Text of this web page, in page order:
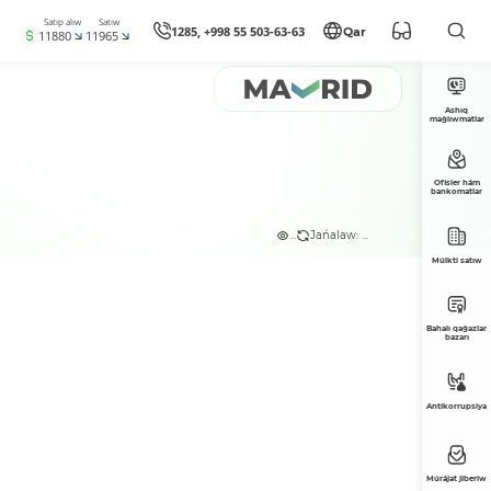
Satıp alıw
11880
Satıw
11965 1285, +998 55 503-63-63 Qar
... Jańalaw: ...
Ashıq
maǵlıwmatlar
Ofisler hám
bankomatlar
Múlkti satıw
Bahalı qaǵazlar
bazarı
Antikorrupsiya
Múrájat jiberiw